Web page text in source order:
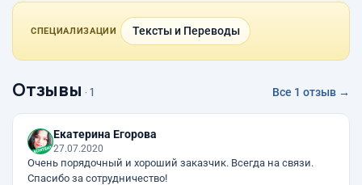
СПЕЦИАЛИЗАЦИИ Тексты и Переводы
Отзывы · 1 Все 1 отзыв →
Екатерина Егорова
27.07.2020
Очень порядочный и хороший заказчик. Всегда на связи.
Спасибо за сотрудничество!